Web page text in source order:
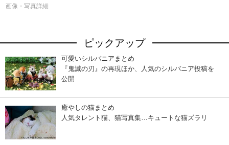
画像・写真詳細
ピックアップ
可愛いシルバニアまとめ
『鬼滅の刃』の再現ほか、人気のシルバニア投稿を
公開
癒やしの猫まとめ
人気タレント猫、猫写真集…キュートな猫ズラリ